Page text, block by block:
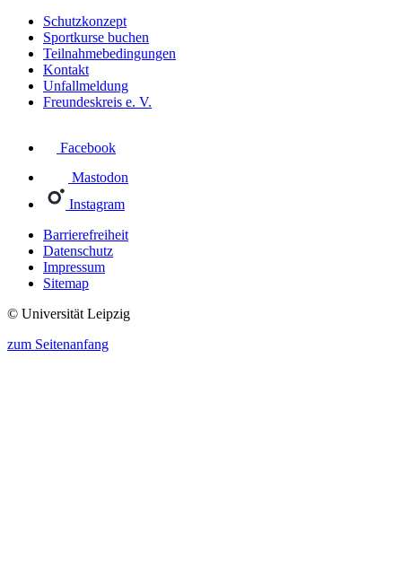
Schutzkonzept
Sportkurse buchen
Teilnahmebedingungen
Kontakt
Unfallmeldung
Freundeskreis e. V.
Facebook
Mastodon
Instagram
Barrierefreiheit
Datenschutz
Impressum
Sitemap
© Universität Leipzig
zum Seitenanfang